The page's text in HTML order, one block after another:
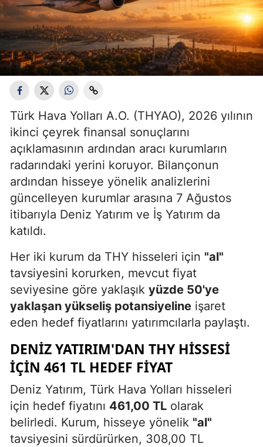
Türk Hava Yolları A.O. (THYAO), 2026 yılının
ikinci çeyrek finansal sonuçlarını
açıklamasının ardından aracı kurumların
radarındaki yerini koruyor. Bilançonun
ardından hisseye yönelik analizlerini
güncelleyen kurumlar arasına 7 Ağustos
itibarıyla Deniz Yatırım ve İş Yatırım da
katıldı.
Her iki kurum da THY hisseleri için "al"
tavsiyesini korurken, mevcut fiyat
seviyesine göre yaklaşık yüzde 50'ye
yaklaşan yükseliş potansiyeline işaret
eden hedef fiyatlarını yatırımcılarla paylaştı.
DENIZ YATIRIM'DAN THY HISSESI
IÇIN 461 TL HEDEF FIYAT
Deniz Yatırım, Türk Hava Yolları hisseleri
için hedef fiyatını 461,00 TL olarak
belirledi. Kurum, hisseye yönelik "al"
tavsiyesini sürdürürken, 308,00 TL